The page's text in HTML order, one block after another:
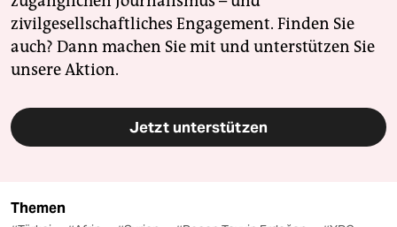
zivilgesellschaftliches Engagement. Finden Sie
auch? Dann machen Sie mit und unterstützen Sie
unsere Aktion.
Jetzt unterstützen
Themen